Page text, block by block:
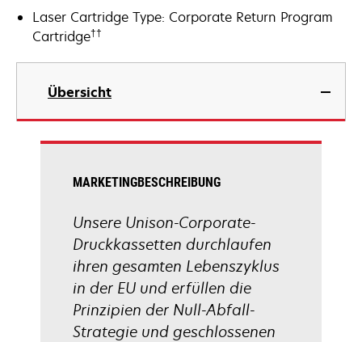
Laser Cartridge Type: Corporate Return Program
Cartridge††
Übersicht
MARKETINGBESCHREIBUNG
Unsere Unison-Corporate-
Druckkassetten durchlaufen
ihren gesamten Lebenszyklus
in der EU und erfüllen die
Prinzipien der Null-Abfall-
Strategie und geschlossenen